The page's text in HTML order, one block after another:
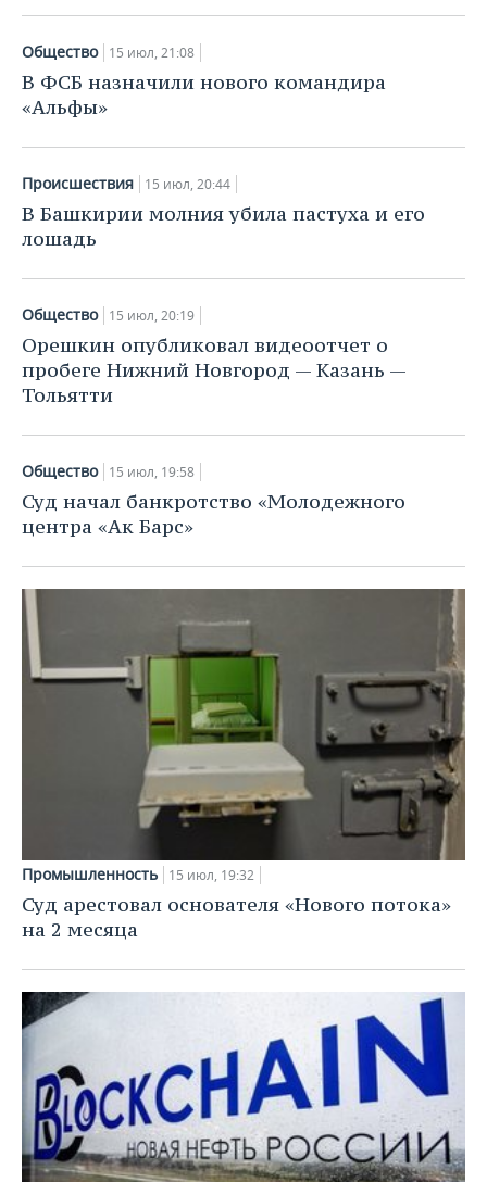
Общество 15 июл, 21:08
В ФСБ назначили нового командира
«Альфы»
Происшествия 15 июл, 20:44
В Башкирии молния убила пастуха и его
лошадь
Общество 15 июл, 20:19
Орешкин опубликовал видеоотчет о
пробеге Нижний Новгород — Казань —
Тольятти
Общество 15 июл, 19:58
Суд начал банкротство «Молодежного
центра «Ак Барс»
Промышленность 15 июл, 19:32
Суд арестовал основателя «Нового потока»
на 2 месяца